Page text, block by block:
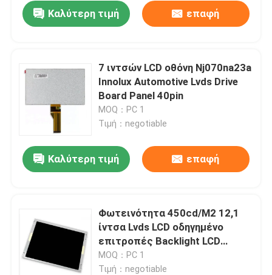
Καλύτερη τιμή επαφή
7 ιντσών LCD οθόνη Nj070na23a
Innolux Automotive Lvds Drive
Board Panel 40pin
MOQ：PC 1
Τιμή：negotiable
Καλύτερη τιμή επαφή
Φωτεινότητα 450cd/M2 12,1
ίντσα Lvds LCD οδηγημένο
επιτροπές Backlight LCD
Tm121sds01
MOQ：PC 1
Τιμή：negotiable